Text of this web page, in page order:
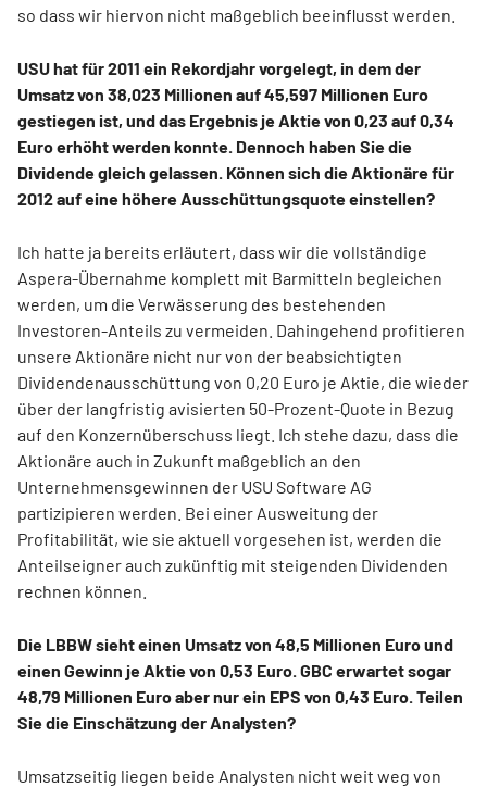
so dass wir hiervon nicht maßgeblich beeinflusst werden.
USU hat für 2011 ein Rekordjahr vorgelegt, in dem der
Umsatz von 38,023 Millionen auf 45,597 Millionen Euro
gestiegen ist, und das Ergebnis je Aktie von 0,23 auf 0,34
Euro erhöht werden konnte. Dennoch haben Sie die
Dividende gleich gelassen. Können sich die Aktionäre für
2012 auf eine höhere Ausschüttungsquote einstellen?
Ich hatte ja bereits erläutert, dass wir die vollständige
Aspera-Übernahme komplett mit Barmitteln begleichen
werden, um die Verwässerung des bestehenden
Investoren-Anteils zu vermeiden. Dahingehend profitieren
unsere Aktionäre nicht nur von der beabsichtigten
Dividendenausschüttung von 0,20 Euro je Aktie, die wieder
über der langfristig avisierten 50-Prozent-Quote in Bezug
auf den Konzernüberschuss liegt. Ich stehe dazu, dass die
Aktionäre auch in Zukunft maßgeblich an den
Unternehmensgewinnen der USU Software AG
partizipieren werden. Bei einer Ausweitung der
Profitabilität, wie sie aktuell vorgesehen ist, werden die
Anteilseigner auch zukünftig mit steigenden Dividenden
rechnen können.
Die LBBW sieht einen Umsatz von 48,5 Millionen Euro und
einen Gewinn je Aktie von 0,53 Euro. GBC erwartet sogar
48,79 Millionen Euro aber nur ein EPS von 0,43 Euro. Teilen
Sie die Einschätzung der Analysten?
Umsatzseitig liegen beide Analysten nicht weit weg von